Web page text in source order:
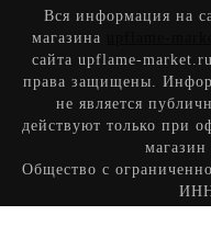
Вся информация на
магазина
сайта upflame-
права защищены.
не является
действуют только при
магазин
Общество с
ИН